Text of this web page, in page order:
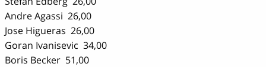
Andre Agassi 26,00
Jose Higueras 26,00
Goran Ivanisevic 34,00
Boris Becker 51,00